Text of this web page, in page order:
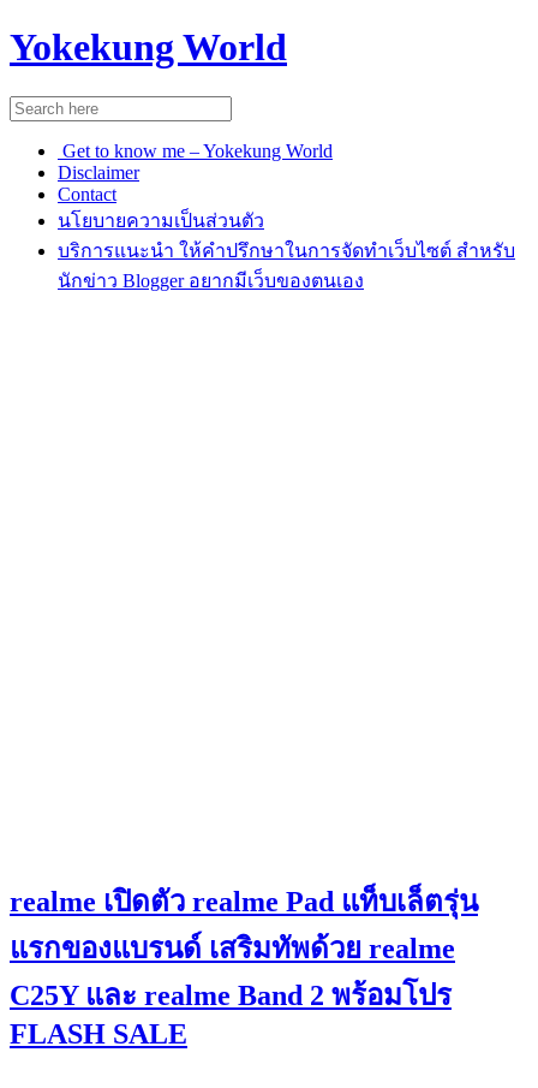
Yokekung World
Get to know me – Yokekung World
Disclaimer
Contact
นโยบายความเป็นส่วนตัว
บริการแนะนำ ให้คำปรึกษาในการจัดทำเว็บไซต์ สำหรับ
นักข่าว Blogger อยากมีเว็บของตนเอง
realme เปิดตัว realme Pad แท็บเล็ตรุ่น
แรกของแบรนด์ เสริมทัพด้วย realme
C25Y และ realme Band 2 พร้อมโปร
FLASH SALE